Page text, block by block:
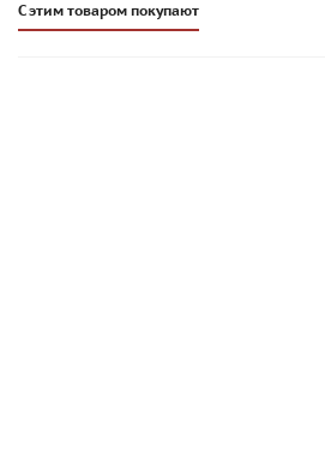
С этим товаром покупают